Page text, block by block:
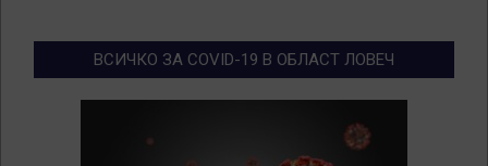
ВСИЧКО ЗА COVID-19 В ОБЛАСТ ЛОВЕЧ